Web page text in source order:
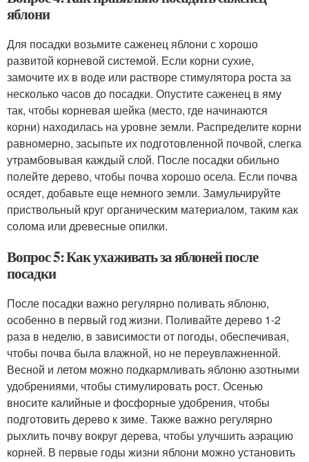
яблони
Для посадки возьмите саженец яблони с хорошо
развитой корневой системой. Если корни сухие,
замочите их в воде или растворе стимулятора роста за
несколько часов до посадки. Опустите саженец в яму
так, чтобы корневая шейка (место, где начинаются
корни) находилась на уровне земли. Распределите корни
равномерно, засыпьте их подготовленной почвой, слегка
утрамбовывая каждый слой. После посадки обильно
полейте дерево, чтобы почва хорошо осела. Если почва
осядет, добавьте еще немного земли. Замульчируйте
приствольный круг органическим материалом, таким как
солома или древесные опилки.
Вопрос 5: Как ухаживать за яблоней после
посадки
После посадки важно регулярно поливать яблоню,
особенно в первый год жизни. Поливайте дерево 1-2
раза в неделю, в зависимости от погоды, обеспечивая,
чтобы почва была влажной, но не переувлажненной.
Весной и летом можно подкармливать яблоню азотными
удобрениями, чтобы стимулировать рост. Осенью
вносите калийные и фосфорные удобрения, чтобы
подготовить дерево к зиме. Также важно регулярно
рыхлить почву вокруг дерева, чтобы улучшить аэрацию
корней. В первые годы жизни яблони можно установить